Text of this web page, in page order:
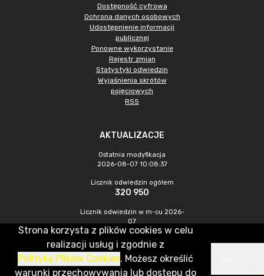
Dostępność cyfrowa
Ochrona danych osobowych
Udostępnienie informacji
publicznej
Ponowne wykorzystanie
Rejestr zmian
Statystyki odwiedzin
Wyjaśnienia skrótów
pojęciowych
RSS
AKTUALIZACJE
Ostatnia modyfikacja
2026-08-07 10:08:37
Licznik odwiedzin ogółem
320 950
Licznik odwiedzin w m-cu 2026-
07
1 009
CMS & Hosting: Nefeni Sp. z o.o.
Strona korzysta z plików cookies w celu
realizacji usług i zgodnie z
Polityką Plików Cookies. Możesz określić
warunki przechowywania lub dostępu do